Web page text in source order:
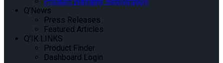
Q’News
Press Releases
Featured Articles
Q’IK LINKS
Product Finder
Dashboard Login